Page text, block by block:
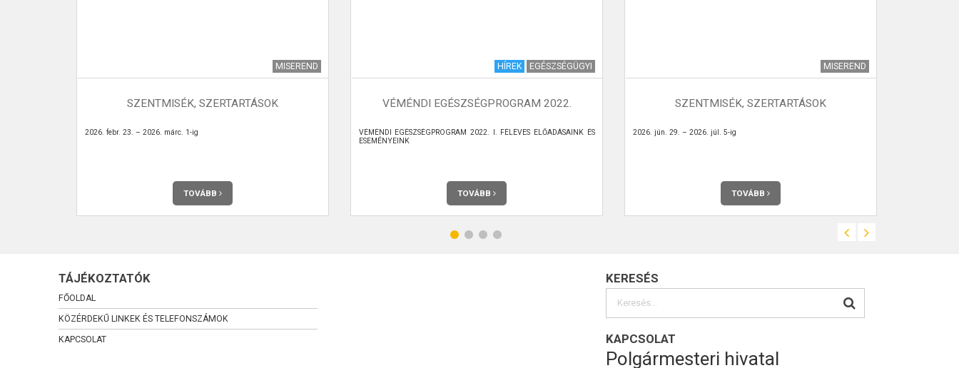
MISEREND
SZENTMISÉK, SZERTARTÁSOK
2026. febr. 23. – 2026. márc. 1-ig
TOVÁBB
HÍREK EGÉSZSÉGÜGYI
VÉMÉNDI EGÉSZSÉGPROGRAM 2022.
VÉMÉNDI EGÉSZSÉGPROGRAM 2022. I. FÉLÉVES ELŐADÁSAINK ÉS
ESEMÉNYEINK
TOVÁBB
MISEREND
SZENTMISÉK, SZERTARTÁSOK
2026. jún. 29. – 2026. júl. 5-ig
TOVÁBB
TÁJÉKOZTATÓK
FŐOLDAL
KÖZÉRDEKŰ LINKEK ÉS TELEFONSZÁMOK
KAPCSOLAT
KERESÉS
KAPCSOLAT
Polgármesteri hivatal